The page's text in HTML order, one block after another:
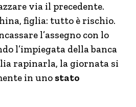
via il precedente.
figlia: tutto è rischio.
l’assegno con lo
l’impiegata della banca
rapinarla, la giornata si
in uno stato